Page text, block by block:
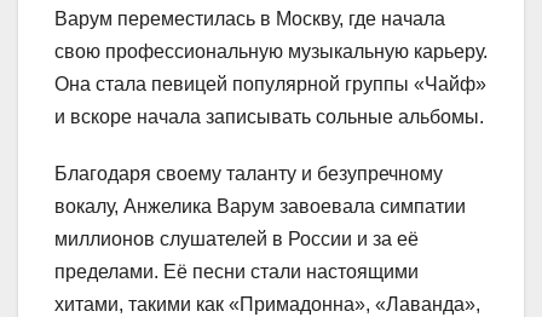
Варум переместилась в Москву, где начала
свою профессиональную музыкальную карьеру.
Она стала певицей популярной группы «Чайф»
и вскоре начала записывать сольные альбомы.
Благодаря своему таланту и безупречному
вокалу, Анжелика Варум завоевала симпатии
миллионов слушателей в России и за её
пределами. Её песни стали настоящими
хитами, такими как «Примадонна», «Лаванда»,